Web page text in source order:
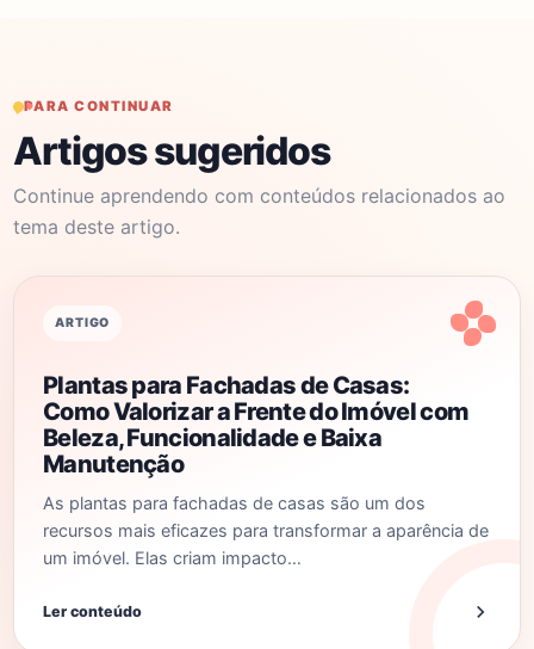
PARA CONTINUAR
Artigos sugeridos
Continue aprendendo com conteúdos relacionados ao
tema deste artigo.
ARTIGO
Plantas para Fachadas de Casas:
Como Valorizar a Frente do Imóvel com
Beleza, Funcionalidade e Baixa
Manutenção
As plantas para fachadas de casas são um dos
recursos mais eficazes para transformar a aparência de
um imóvel. Elas criam impacto…
Ler conteúdo